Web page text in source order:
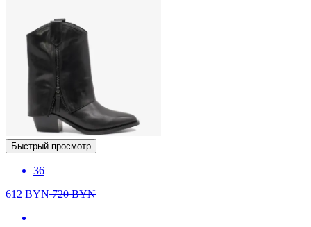
Быстрый просмотр
36
612 BYN720BYN